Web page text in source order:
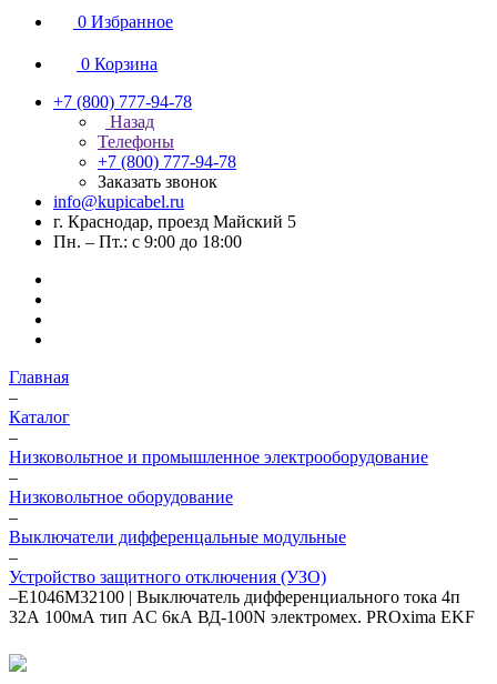
0 Избранное
0 Корзина
+7 (800) 777-94-78
Назад
Телефоны
+7 (800) 777-94-78
Заказать звонок
info@kupicabel.ru
г. Краснодар, проезд Майский 5
Пн. – Пт.: с 9:00 до 18:00
Главная
–
Каталог
–
Низковольтное и промышленное электрооборудование
–
Низковольтное оборудование
–
Выключатели дифференцальные модульные
–
Устройство защитного отключения (УЗО)
–E1046M32100 | Выключатель дифференциального тока 4п
32А 100мА тип AC 6кА ВД-100N электромех. PROxima EKF